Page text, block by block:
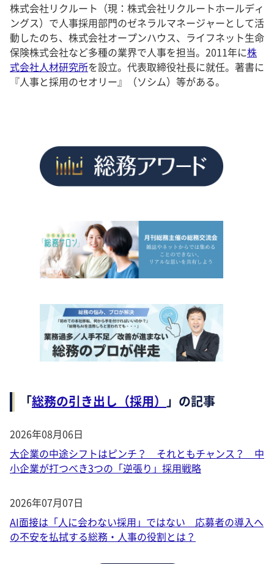
株式会社リクルート（現：株式会社リクルートホールディ
ングス）で人事採用部門のゼネラルマネージャーとして活
動したのち、株式会社オープンハウス、ライフネット生命
保険株式会社など多種の業界で人事を担当。2011年に株
式会社人材研究所を設立。代表取締役社長に就任。著書に
『人事と採用のセオリー』（ソシム）等がある。
「総務の引き出し（採用） 」の記事
2026年08月06日
大企業の中途シフトはピンチ？ それともチャンス？ 中
小企業が打つべき3つの「逆張り」採用戦略
2026年07月07日
AI面接は「人に会わない採用」ではない 応募者の導入へ
の不安を払拭する総務・人事の役割とは？